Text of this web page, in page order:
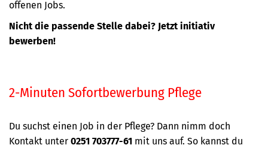
offenen Jobs.
Nicht die passende Stelle dabei? Jetzt initiativ
bewerben!
2-Minuten Sofortbewerbung Pflege
Du suchst einen Job in der Pflege? Dann nimm doch
Kontakt unter 0251 703777-61 mit uns auf. So kannst du